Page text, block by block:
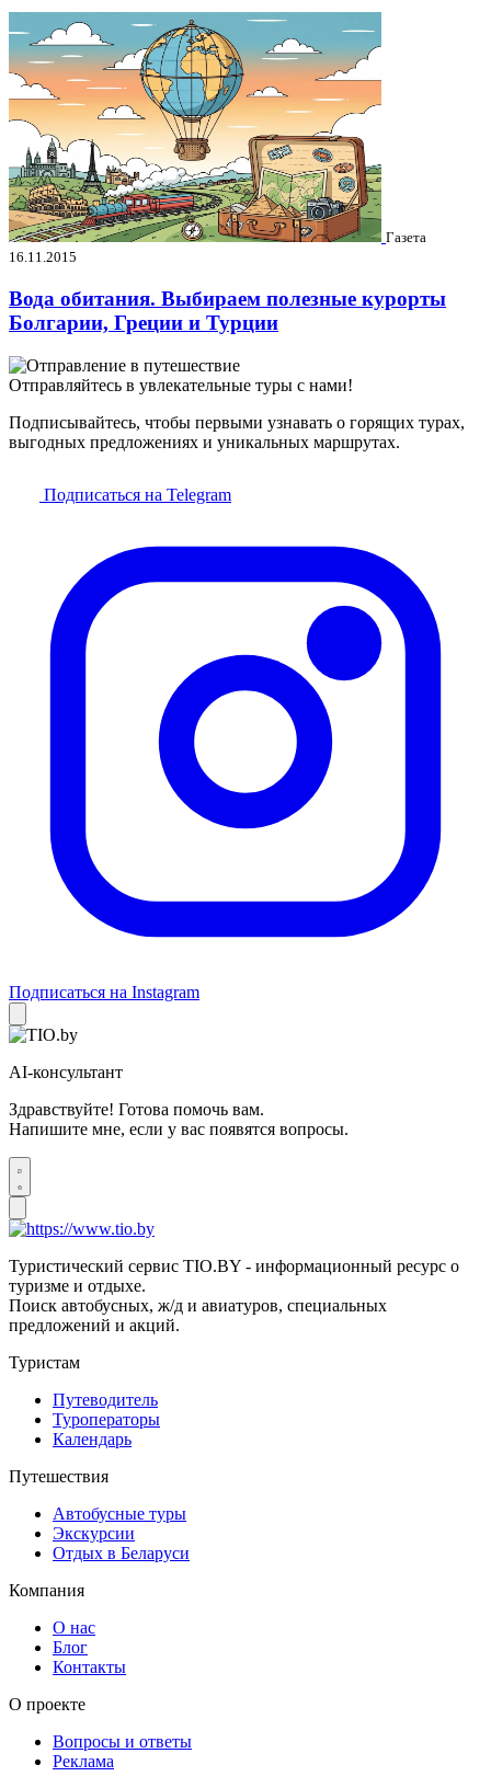
Газета
16.11.2015
Вода обитания. Выбираем полезные курорты
Болгарии, Греции и Турции
Отправляйтесь в увлекательные туры с нами!
Подписывайтесь, чтобы первыми узнавать о горящих турах,
выгодных предложениях и уникальных маршрутах.
Подписаться на Telegram
Подписаться на Instagram
AI-консультант
Здравствуйте! Готова помочь вам.
Напишите мне, если у вас появятся вопросы.
Туристический сервис TIO.BY - информационный ресурс о
туризме и отдыхе.
Поиск автобусных, ж/д и авиатуров, специальных
предложений и акций.
Туристам
Путеводитель
Туроператоры
Календарь
Путешествия
Автобусные туры
Экскурсии
Отдых в Беларуси
Компания
О нас
Блог
Контакты
О проекте
Вопросы и ответы
Реклама